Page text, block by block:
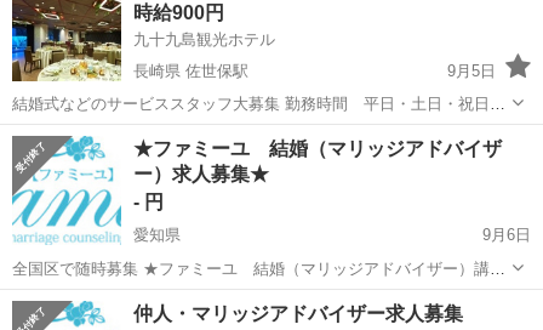
時給900円
九十九島観光ホテル
長崎県 佐世保駅
9月5日
結婚式などのサービススタッフ大募集 勤務時間 平日・土日・祝日
シフト制 業務内容 披露宴の準備 披露宴サービススタッフ 待遇 制
服貸与 平成24年12月1日にリブランドし新たなホテルへとリニューア
ル...
長崎 佐世保市 結婚式場 土日
★ファミーユ 結婚（マリッジアドバイザ
ー）求人募集★
- 円
愛知県
9月6日
全国区で随時募集 ★ファミーユ 結婚（マリッジアドバイザー）講習
開催★ 繁忙のため人手がたりません！ 一緒に運営側として幸せのお手
伝いをしていただける方を募集します！ まずは結婚相談所業界のこと
愛知 結婚式場 マリッジ
仲人・マリッジアドバイザー求人募集